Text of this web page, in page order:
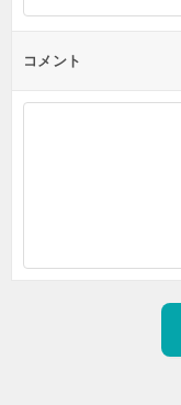
コメント